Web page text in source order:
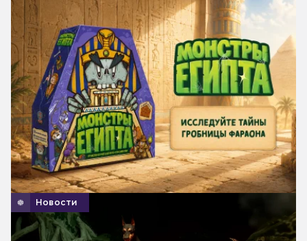
Новости